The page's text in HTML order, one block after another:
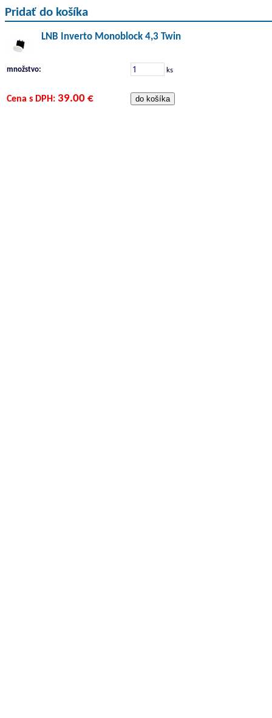
Pridať do košíka
LNB Inverto Monoblock 4,3 Twin
množstvo: ks
Cena s DPH: 39.00 €